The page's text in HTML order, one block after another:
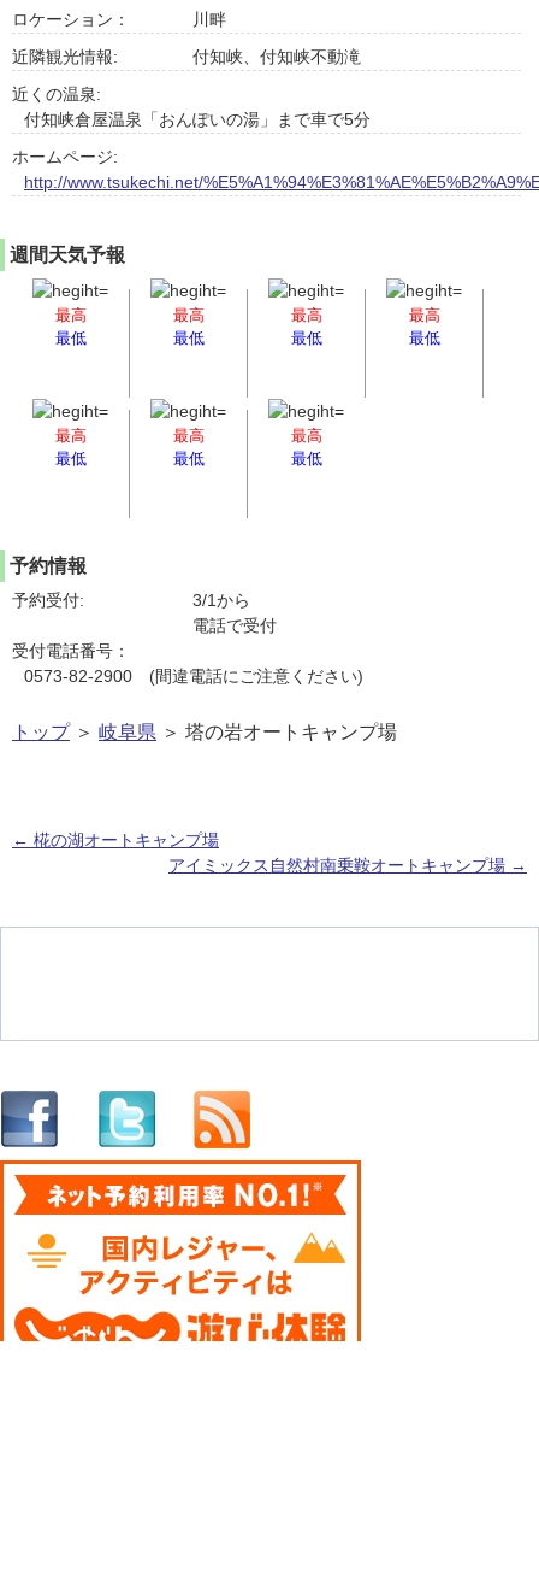
ロケーション：
川畔
近隣観光情報:
付知峡、付知峡不動滝
近くの温泉:
付知峡倉屋温泉「おんぽいの湯」まで車で5分
ホームページ:
http://www.tsukechi.net/
週間天気予報
最高
最低
最高
最低
最高
最低
最高
最低
最高
最低
最高
最低
最高
最低
予約情報
予約受付:
3/1から
電話で受付
受付電話番号：
0573-82-2900 (間違電話にご注意ください)
トップ＞ 岐阜県 ＞ 塔の岩オートキャンプ場
← 椛の湖オートキャンプ場
アイミックス自然村南乗鞍オートキャンプ場 →